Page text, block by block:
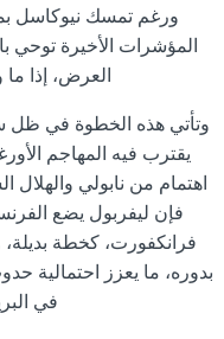
ورغم تمسك نيوكاسل
المؤشرات الأخيرة توحي
العرض، إذا
وتأتي هذه الخطوة في
يقترب فيه المهاجم
اهتمام من نابولي
فإن ليفربول يضع
فرانكفورت، كخطة بديلة،
بدوره، ما يعزز احتمالية
في